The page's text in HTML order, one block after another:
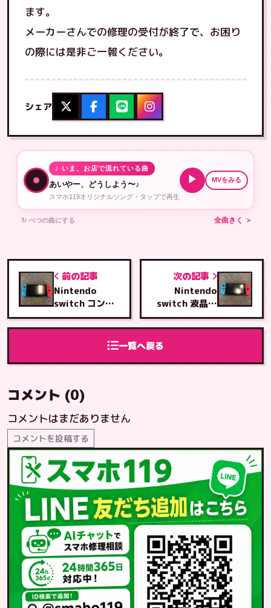
ます。
メーカーさんでの修理の受付が終了で、お困り
の際には是非ご一報ください。
シェア
♪ いま、お店で流れている曲
あいやー、どうしよう〜♪
スマホ119オリジナルソング・タップで再生
▶ MVをみる
↻ べつの曲にする 全曲きく ＞
前の記事
Nintendo
switch コント
ローラーLレー
ル交換修理
一覧へ戻る
次の記事
Nintendo
switch 液晶交
換修理
コメント (0)
コメントはまだありません
コメントを投稿する